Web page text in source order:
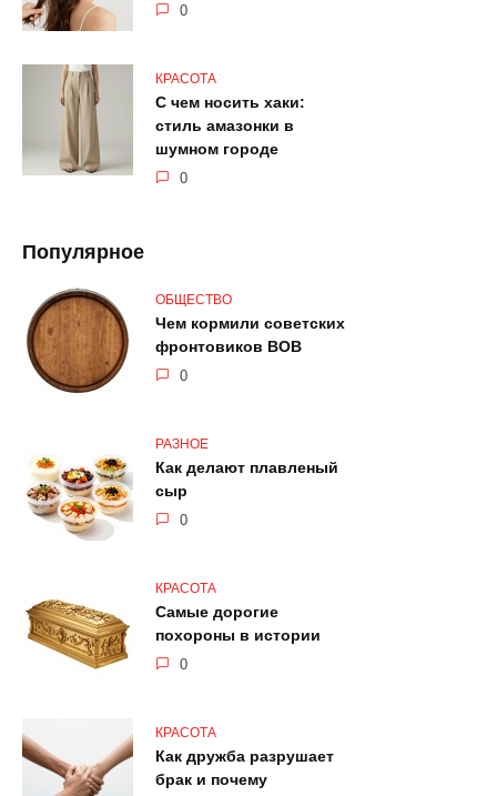
0
КРАСОТА
С чем носить хаки:
стиль амазонки в
шумном городе
0
Популярное
ОБЩЕСТВО
Чем кормили советских
фронтовиков ВОВ
0
РАЗНОЕ
Как делают плавленый
сыр
0
КРАСОТА
Самые дорогие
похороны в истории
0
КРАСОТА
Как дружба разрушает
брак и почему